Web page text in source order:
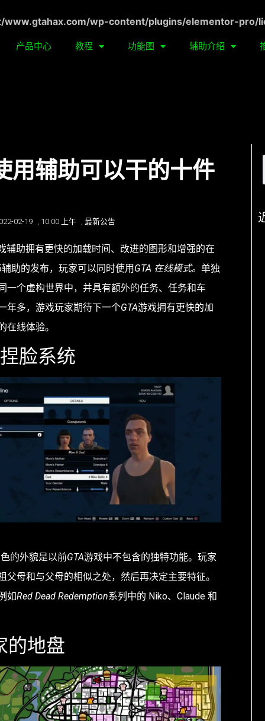
wp-content/plugins/elementor-pro/
产品中心 教程 功能图 辅助介绍
用辅助可以干的十件
02-19 , 10:00 上午 , 最新公告
辅助拥有更快的加载时间、改进的图形和增强的在
助的发布，玩家可以同时使用 GTA 在线模式。 单独
一个虚构世界中，并具有额外的任务、任务和车
年多，游戏玩家期待下一个GTA游戏拥有更快的加
线体验。
脸系统
的外貌是以前GTA游戏中不包含的独特功能。玩家
父母和与父母的相似之处，然后再决定主要特征。
如Red Dead Redemption系列中的 Niko、Claude 和
的地盘